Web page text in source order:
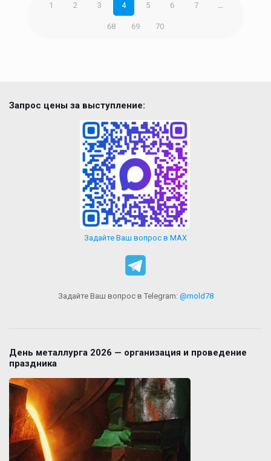
1 2 3 4 5 6 7 …
68 69 70
Запрос цены за выступление:
Задайте Ваш вопрос в MAX
Задайте Ваш вопрос в Telegram: @mold78
День металлурга 2026 — организация и проведение
праздника